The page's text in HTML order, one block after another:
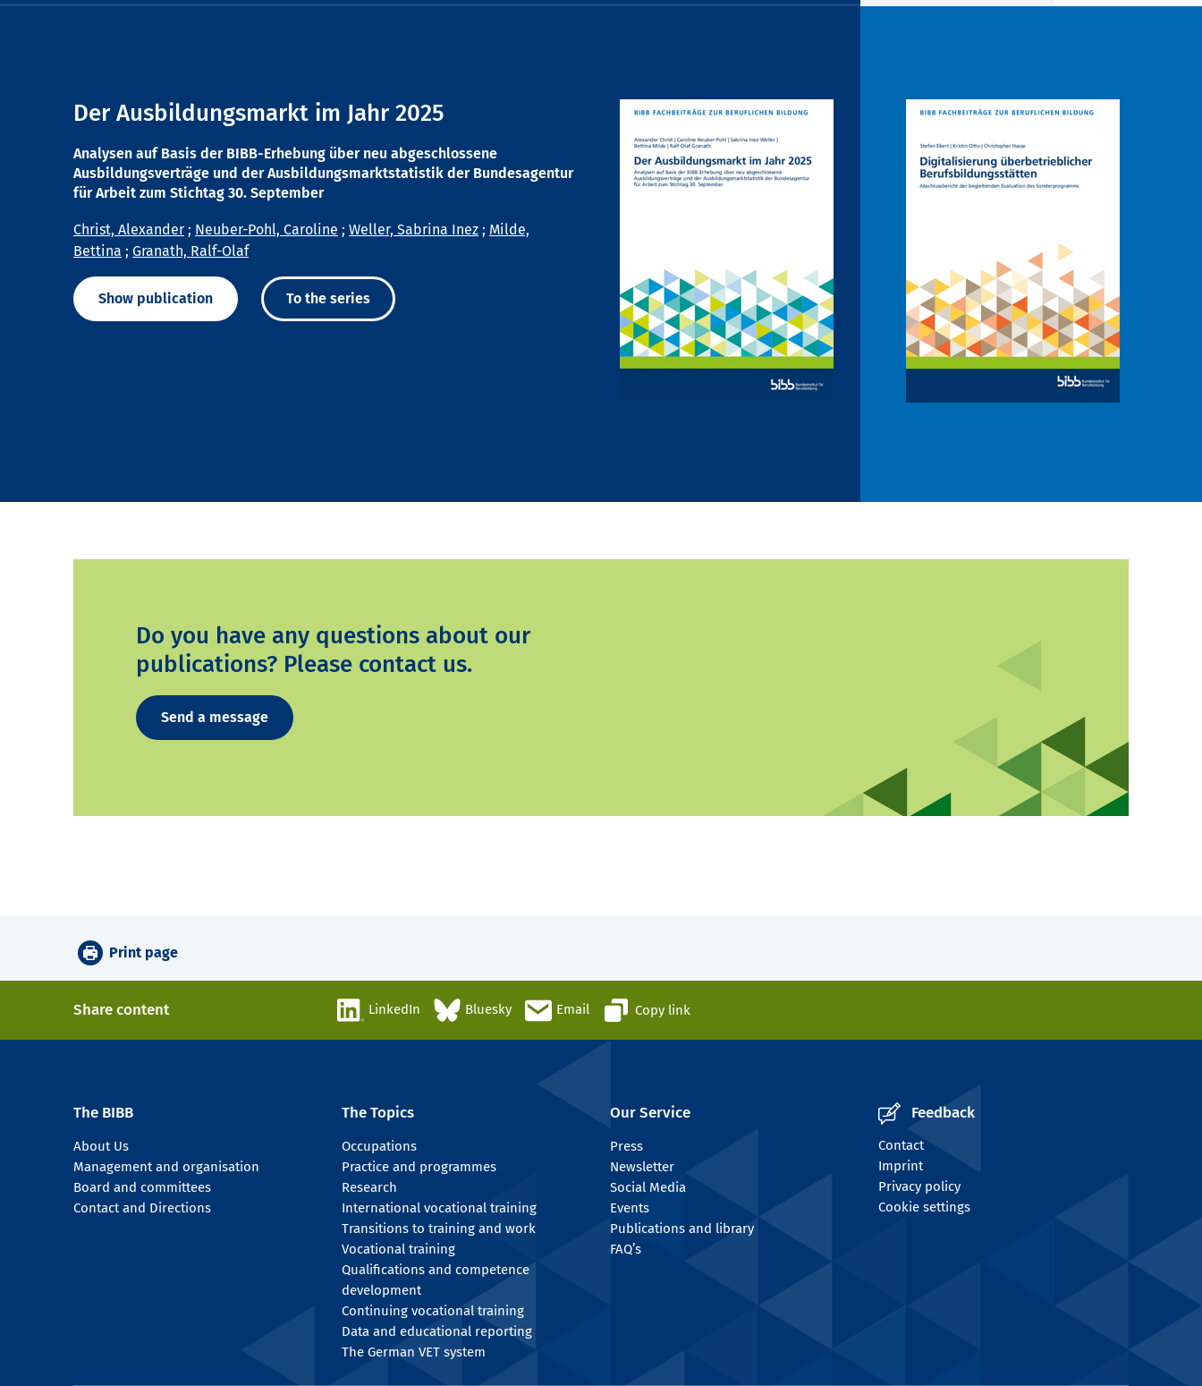
Der Ausbildungsmarkt im Jahr 2025
Analysen auf Basis der BIBB-Erhebung über neu abgeschlossene
Ausbildungsverträge und der Ausbildungsmarktstatistik der Bundesagentur
für Arbeit zum Stichtag 30. September
Christ, Alexander ; Neuber-Pohl, Caroline ; Weller, Sabrina Inez ; Milde,
Bettina ; Granath, Ralf-Olaf
Show publication To the series
Do you have any questions about our
publications? Please contact us.
Send a message
Print page
Share content LinkedIn Bluesky Email Copy link
The BIBB
About Us
Management and organisation
Board and committees
Contact and Directions
The Topics
Occupations
Practice and programmes
Research
International vocational training
Transitions to training and work
Vocational training
Qualifications and competence
development
Continuing vocational training
Data and educational reporting
The German VET system
Our Service
Press
Newsletter
Social Media
Events
Publications and library
FAQ’s
Feedback
Contact
Imprint
Privacy policy
Cookie settings